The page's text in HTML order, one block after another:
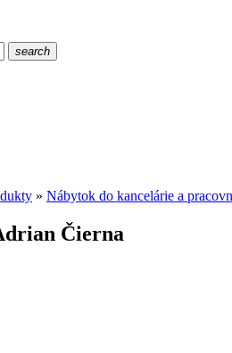
search
» Nábytok do kancelárie a
Čierna